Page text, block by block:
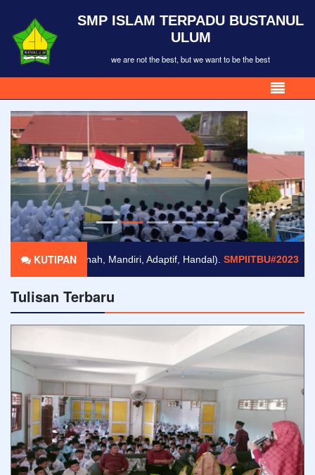
SMP ISLAM TERPADU BUSTANUL
ULUM
we are not the best, but we want to be the best
KUTIPAN
Mandiri, Adaptif, Handal).SMPIITBU#2023
Tulisan Terbaru